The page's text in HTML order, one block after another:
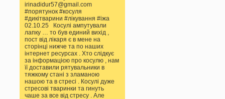
irinadidur57@gmail.com
#порятунок #косуля
#дикітварини #лікування #іжа
02.10.25 Косулі ампутували
лапку … то був единий вихід ,
пост від лікаря є в мене на
сторінці нижче та по наших
інтернет ресурсах . Хто слідкує
за інформацією про косулю , нам
її доставили рятувальники в
тяжкому стані з зламаною
нашою та в стресі . Косулі дуже
стресові тваринки та гинуть
чаше за все від стресу . Але